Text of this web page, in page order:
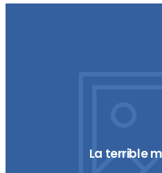
La terrible